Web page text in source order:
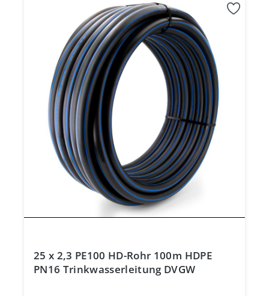
25 x 2,3 PE100 HD-Rohr 100m HDPE
PN16 Trinkwasserleitung DVGW